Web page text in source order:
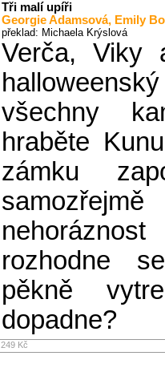
Tři malí upíři
Georgie Adamsová, Emily
překlad: Michaela Krýslová
Verča, Viky
všechny
hraběte
zámku
rozhodne
pěkně
dopadne?
249 Kč